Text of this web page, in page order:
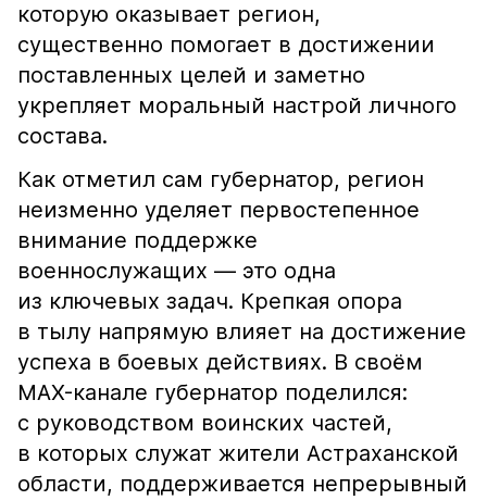
которую оказывает регион,
существенно помогает в достижении
поставленных целей и заметно
укрепляет моральный настрой личного
состава.
Как отметил сам губернатор, регион
неизменно уделяет первостепенное
внимание поддержке
военнослужащих — это одна
из ключевых задач. Крепкая опора
в тылу напрямую влияет на достижение
успеха в боевых действиях. В своём
MAX-канале губернатор поделился:
с руководством воинских частей,
в которых служат жители Астраханской
области, поддерживается непрерывный